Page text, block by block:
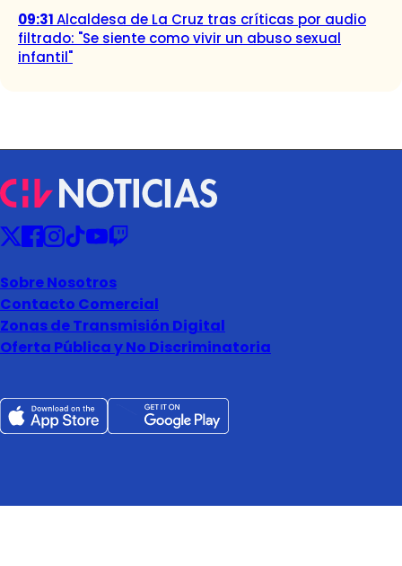
09:31Alcaldesa de La Cruz tras críticas por audio
filtrado: "Se siente como vivir un abuso sexual
infantil"
Sobre Nosotros
Contacto Comercial
Zonas de Transmisión Digital
Oferta Pública y No Discriminatoria